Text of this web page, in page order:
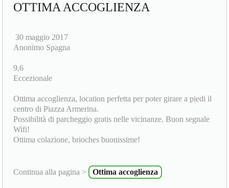
OTTIMA ACCOGLIENZA
30 maggio 2017
Anonimo Spagna
9,6
Eccezionale
Ottima accoglienza, location perfetta per poter girare a piedi il
centro di Piazza Armerina.
Possibilità di parcheggio gratis nelle vicinanze. Buon segnale
Wifi!
Ottima colazione, brioches buonissime!
Continua alla pagina > Ottima accoglienza